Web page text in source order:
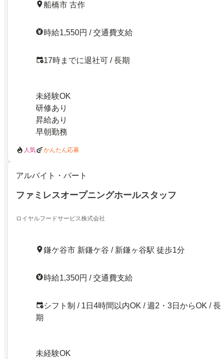
船橋市 古作
時給1,550円 / 交通費支給
17時までに退社可 / 長期
未経験OK
研修あり
昇給あり
早朝勤務
人気 かんたん応募
アルバイト・パート
ファミレスオープニングホールスタッフ
ロイヤルフードサービス株式会社
鎌ケ谷市 新鎌ケ谷 / 新鎌ヶ谷駅 徒歩1分
時給1,350円 / 交通費支給
シフト制 / 1日4時間以内OK / 週2・3日からOK / 長
期
未経験OK